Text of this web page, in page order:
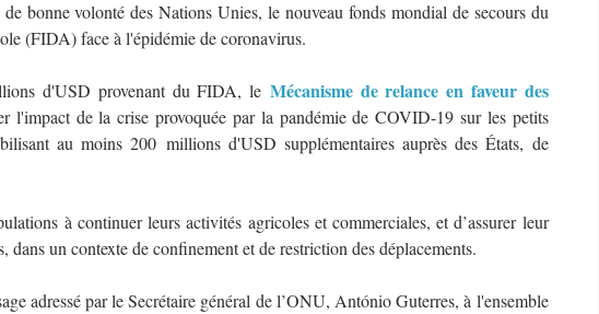
bonne volonté des Nations Unies, le nouveau fonds mondial de secours du
(FIDA) face à l'épidémie de coronavirus.
d'USD provenant du FIDA, le Mécanisme de relance en faveur des
l'impact de la crise provoquée par la pandémie de COVID-19 sur les petits
au moins 200 millions d'USD supplémentaires auprès des États, de
à continuer leurs activités agricoles et commerciales, et d’assurer leur
dans un contexte de confinement et de restriction des déplacements.
adressé par le Secrétaire général de l’ONU, António Guterres, à l'ensemble